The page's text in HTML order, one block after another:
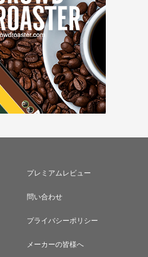
プレミアムレビュー
問い合わせ
プライバシーポリシー
メーカーの皆様へ